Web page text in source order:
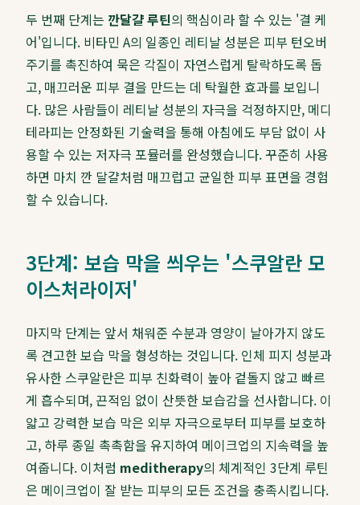
두 번째 단계는 깐달걀 루틴의 핵심이라 할 수 있는 '결 케
어'입니다. 비타민 A의 일종인 레티날 성분은 피부 턴오버
주기를 촉진하여 묵은 각질이 자연스럽게 탈락하도록 돕
고, 매끄러운 피부 결을 만드는 데 탁월한 효과를 보입니
다. 많은 사람들이 레티날 성분의 자극을 걱정하지만, 메디
테라피는 안정화된 기술력을 통해 아침에도 부담 없이 사
용할 수 있는 저자극 포뮬러를 완성했습니다. 꾸준히 사용
하면 마치 깐 달걀처럼 매끄럽고 균일한 피부 표면을 경험
할 수 있습니다.
3단계: 보습 막을 씌우는 '스쿠알란 모
이스처라이저'
마지막 단계는 앞서 채워준 수분과 영양이 날아가지 않도
록 견고한 보습 막을 형성하는 것입니다. 인체 피지 성분과
유사한 스쿠알란은 피부 친화력이 높아 겉돌지 않고 빠르
게 흡수되며, 끈적임 없이 산뜻한 보습감을 선사합니다. 이
얇고 강력한 보습 막은 외부 자극으로부터 피부를 보호하
고, 하루 종일 촉촉함을 유지하여 메이크업의 지속력을 높
여줍니다. 이처럼 meditherapy의 체계적인 3단계 루틴
은 메이크업이 잘 받는 피부의 모든 조건을 충족시킵니다.